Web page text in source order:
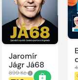
Jaromír
Jágr Já68
899 Kč